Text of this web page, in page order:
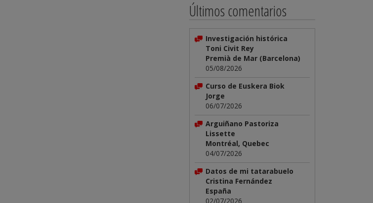
Últimos comentarios
Investigación histórica
Toni Civit Rey
Premià de Mar (Barcelona)
05/08/2026
Curso de Euskera Biok
Jorge
06/07/2026
Arguiñano Pastoriza
Lissette
Montréal, Quebec
04/07/2026
Datos de mi tatarabuelo
Cristina Fernández
España
02/07/2026